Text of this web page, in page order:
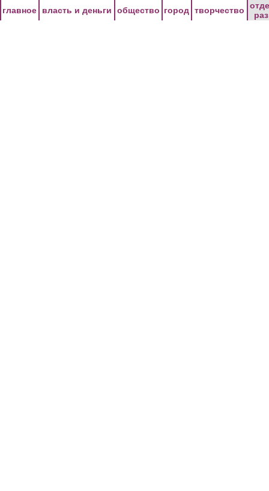
главное власть и деньги общество город творчество